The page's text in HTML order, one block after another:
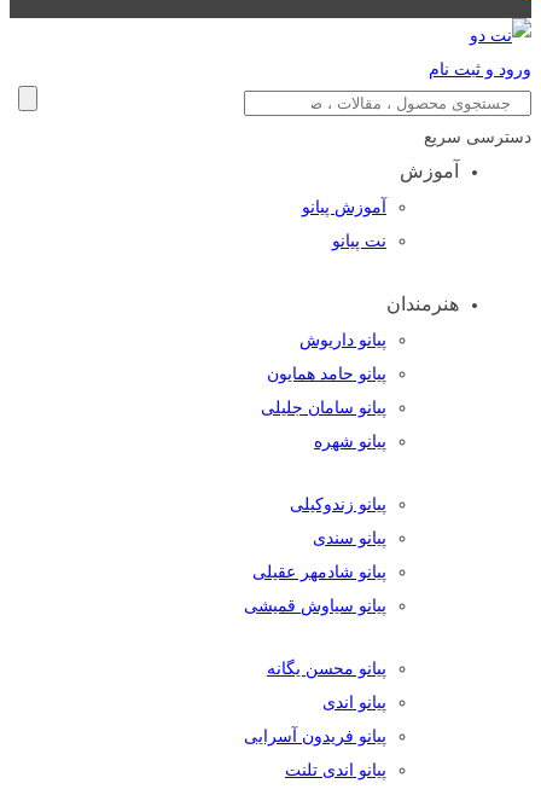
ورود و ثبت نام
دسترسی سریع
آموزش
آموزش پیانو
نت پیانو
هنرمندان
پیانو داریوش
پیانو حامد همایون
پیانو سامان جلیلی
پیانو شهره
پیانو زندوکیلی
پیانو سندی
پیانو شادمهر عقیلی
پیانو سیاوش قمیشی
پیانو محسن یگانه
پیانو اندی
پیانو فریدون آسرایی
پیانو اندی تلنت